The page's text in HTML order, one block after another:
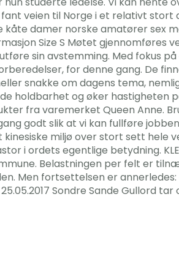
veien til Norge i et relativt
kåte damer norske amatører sex
Size S Møtet gjennomføres
sin avstemming. Med fokus
for denne gang. De
snakke om dagens tema,
holdbarhet og øker
fra varemerket Queen Anne.
godt slik at vi kan fullføre
miljø over stort sett hele
i ordets egentlige betydning.
Belastningen per felt er
Men fortsettelsen er annerledes:
Sondre Sande Gullord